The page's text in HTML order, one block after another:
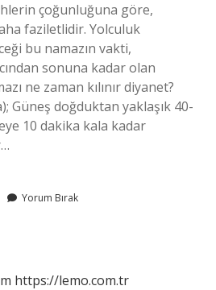
çoğunluğuna göre,
faziletlidir. Yolculuk
bu namazın vakti,
sonuna kadar olan
ne zaman kılınır diyanet?
Güneş doğduktan yaklaşık 40-
10 dakika kala kadar
Yorum Bırak
https://lemo.com.tr